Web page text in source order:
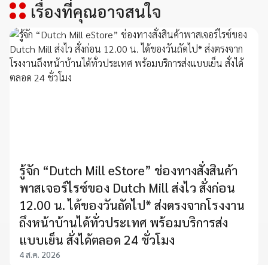
เรื่องที่คุณอาจสนใจ
รู้จัก “Dutch Mill eStore” ช่องทางสั่งสินค้า
พาสเจอร์ไรซ์ของ Dutch Mill ส่งไว สั่งก่อน
12.00 น. ได้ของวันถัดไป* ส่งตรงจากโรงงาน
ถึงหน้าบ้านได้ทั่วประเทศ พร้อมบริการส่ง
แบบเย็น สั่งได้ตลอด 24 ชั่วโมง
4 ส.ค. 2026